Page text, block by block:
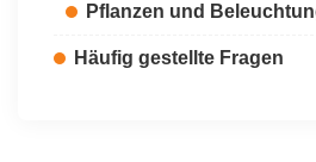
Pflanzen und
Häufig gestellte Fragen